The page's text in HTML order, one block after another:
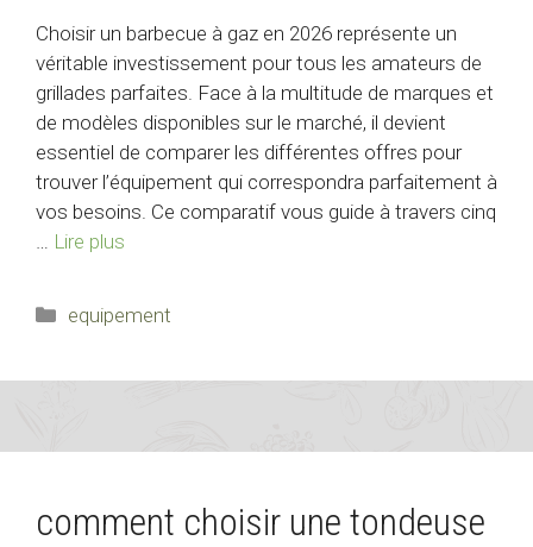
Choisir un barbecue à gaz en 2026 représente un
véritable investissement pour tous les amateurs de
grillades parfaites. Face à la multitude de marques et
de modèles disponibles sur le marché, il devient
essentiel de comparer les différentes offres pour
trouver l’équipement qui correspondra parfaitement à
vos besoins. Ce comparatif vous guide à travers cinq
Lire plus
Catégories
equipement
comment choisir une tondeuse